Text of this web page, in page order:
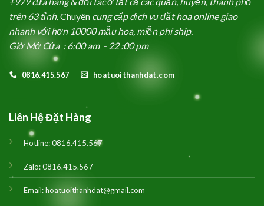
trên 63 tỉnh. Chuyên cung cấp dịch vụ đặt hoa online giao
nhanh với hơn 10000 mẫu hoa, miễn phí ship.
Giờ Mở Cửa : 6:00 am - 22 :00 pm
0816.415.567 hoatuoithanhdat.com
Liên Hệ Đặt Hàng
Hotline:0816.415.567
Zalo:0816.415.567
Email:hoatuoithanhdat@gmail.com